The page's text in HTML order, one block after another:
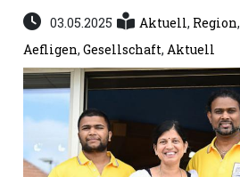
Veranstaltungen
Stellen
Paper
03.05.2025 Aktuell, Region,
Aefligen,Gesellschaft,Aktuell